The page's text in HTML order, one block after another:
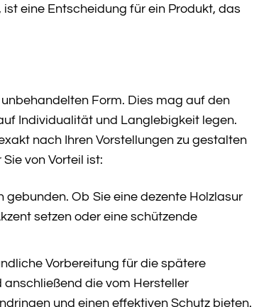
eine Entscheidung für ein Produkt, das
Form. Dies mag auf den
Individualität und Langlebigkeit legen.
nach Ihren Vorstellungen zu gestalten
von Vorteil ist:
Ob Sie eine dezente Holzlasur
setzen oder eine schützende
Vorbereitung für die spätere
anschließend die vom Hersteller
und einen effektiven Schutz bieten.